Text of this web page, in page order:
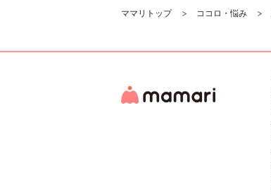
ママリトップ ココロ・悩み